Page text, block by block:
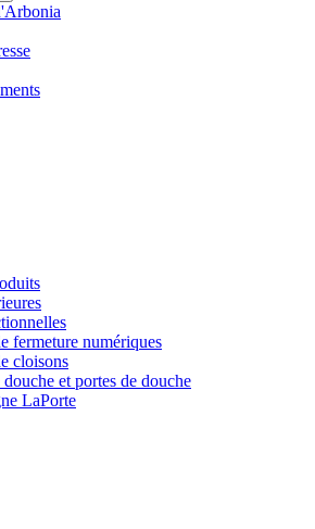
fermeture numériques
cloisons
et portes de douche
LaPorte